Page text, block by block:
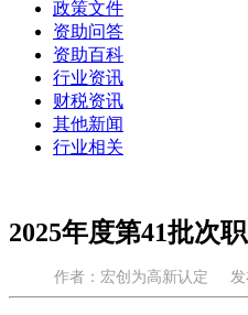
政策文件
资助问答
资助百科
行业资讯
财税资讯
其他新闻
行业相关
2025年度第41批次
作者：宏创为高新认定